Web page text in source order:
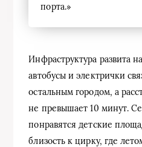
порта.»
Инфраструктура развита
автобусы и электрички
остальным городом, а
не превышает 10 минут.
понравятся детские
близость к цирку, где